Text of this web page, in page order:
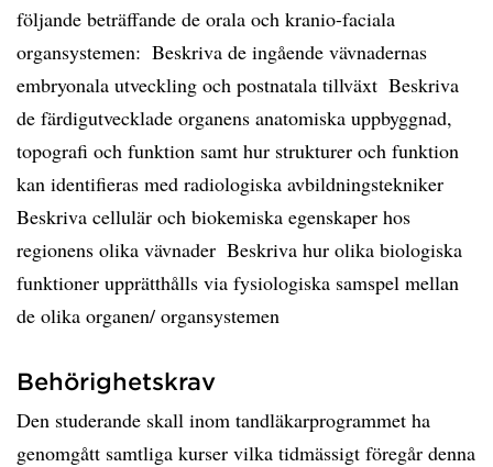
följande beträffande de orala och kranio-faciala
organsystemen:  Beskriva de ingående vävnadernas
embryonala utveckling och postnatala tillväxt  Beskriva
de färdigutvecklade organens anatomiska uppbyggnad,
topografi och funktion samt hur strukturer och funktion
kan identifieras med radiologiska avbildningstekniker 
Beskriva cellulär och biokemiska egenskaper hos
regionens olika vävnader  Beskriva hur olika biologiska
funktioner upprätthålls via fysiologiska samspel mellan
de olika organen/ organsystemen
Behörighetskrav
Den studerande skall inom tandläkarprogrammet ha
genomgått samtliga kurser vilka tidmässigt föregår denna